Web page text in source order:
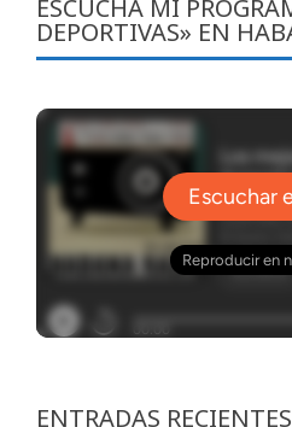
ESCUCHA MI
DEPORTIVAS» EN
ENTRADAS RECIENTES